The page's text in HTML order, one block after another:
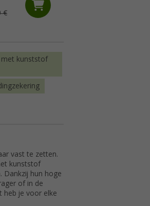
€
met kunststof
vast te zetten.
kunststof
Dankzij hun hoge
of in de
heb je voor elke